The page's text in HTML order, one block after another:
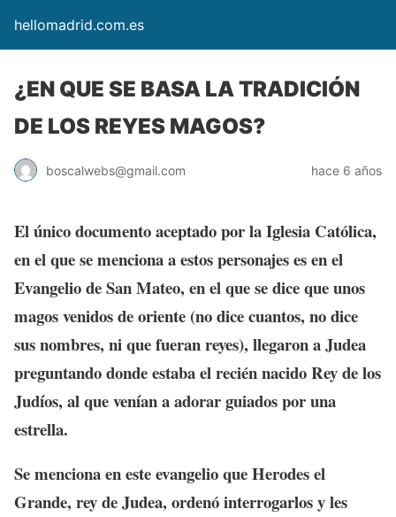
hellomadrid.com.es
¿EN QUE SE BASA LA TRADICIÓN
DE LOS REYES MAGOS?
boscalwebs@gmail.com hace 6 años
El único documento aceptado por la Iglesia Católica,
en el que se menciona a estos personajes es en el
Evangelio de San Mateo, en el que se dice que unos
magos venidos de oriente (no dice cuantos, no dice
sus nombres, ni que fueran reyes), llegaron a Judea
preguntando donde estaba el recién nacido Rey de los
Judíos, al que venían a adorar guiados por una
estrella.
Se menciona en este evangelio que Herodes el
Grande, rey de Judea, ordenó interrogarlos y les